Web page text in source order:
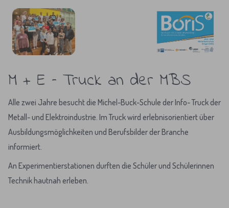
M + E – Truck an der MBS
Alle zwei Jahre besucht die Michel-Buck-Schule der Info- Truck der
Metall- und Elektroindustrie. Im Truck wird erlebnisorientiert über
Ausbildungsmöglichkeiten und Berufsbilder der Branche
informiert.
An Experimentierstationen durften die Schüler und Schülerinnen
Technik hautnah erleben.